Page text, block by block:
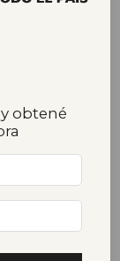
obtené